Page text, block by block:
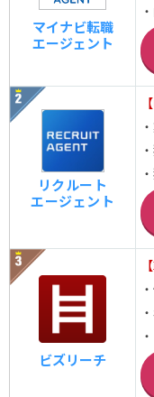
マイナビ転職
エージェント
リクルート
エージェント
ビズリーチ